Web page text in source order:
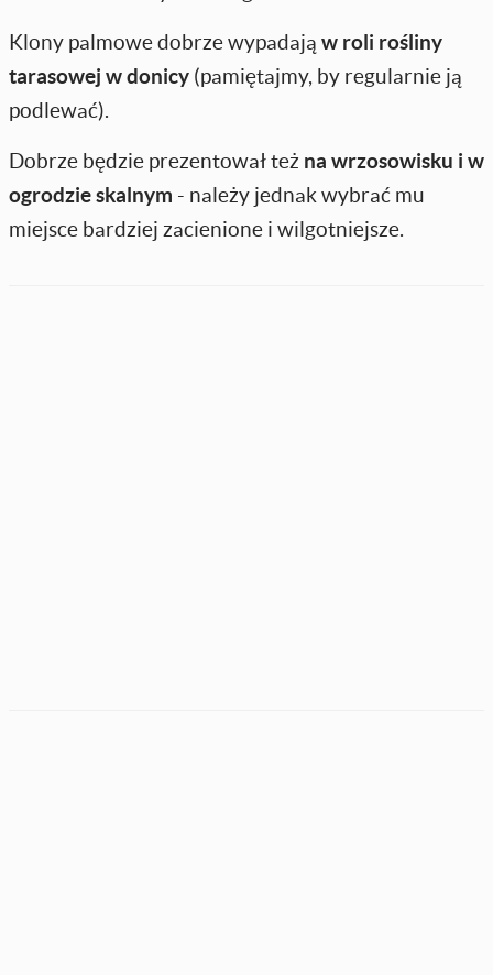
Klony palmowe dobrze wypadają w roli rośliny
tarasowej w donicy (pamiętajmy, by regularnie ją
podlewać).
Dobrze będzie prezentował też na wrzosowisku i w
ogrodzie skalnym - należy jednak wybrać mu
miejsce bardziej zacienione i wilgotniejsze.